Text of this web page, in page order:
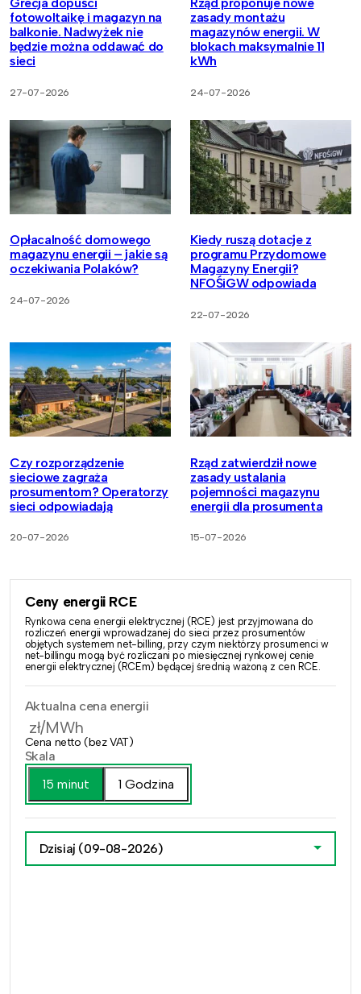
fotowoltaikę i magazyn na
balkonie. Nadwyżek nie
będzie można oddawać do
sieci
27-07-2026
zasady montażu
magazynów energii. W
blokach maksymalnie 11
kWh
24-07-2026
Opłacalność domowego
magazynu energii – jakie są
oczekiwania Polaków?
24-07-2026
Kiedy ruszą dotacje z
programu Przydomowe
Magazyny Energii?
NFOŚiGW odpowiada
22-07-2026
Czy rozporządzenie
sieciowe zagraża
prosumentom? Operatorzy
sieci odpowiadają
20-07-2026
Rząd zatwierdził nowe
zasady ustalania
pojemności magazynu
energii dla prosumenta
15-07-2026
Ceny energii RCE
Rynkowa cena energii elektrycznej (RCE) jest przyjmowana do
rozliczeń energii wprowadzanej do sieci przez prosumentów
objętych systemem net-billing, przy czym niektórzy prosumenci w
net-billingu mogą być rozliczani po miesięcznej rynkowej cenie
energii elektrycznej (RCEm) będącej średnią ważoną z cen RCE.
Aktualna cena energii
zł/MWh
Cena netto (bez VAT)
Skala
15 minut
1 Godzina
Dzisiaj (09-08-2026)